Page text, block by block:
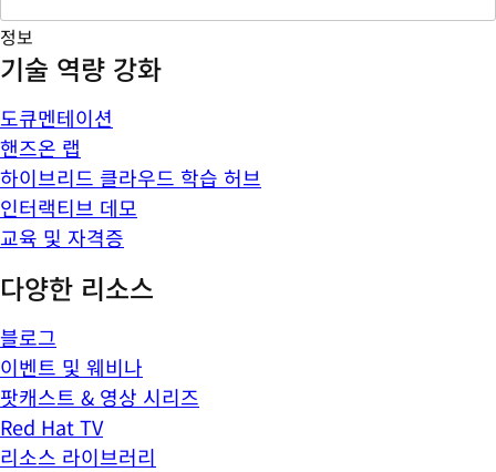
정보
기술 역량 강화
도큐멘테이션
핸즈온 랩
하이브리드 클라우드 학습 허브
인터랙티브 데모
교육 및 자격증
다양한 리소스
블로그
이벤트 및 웨비나
팟캐스트 & 영상 시리즈
Red Hat TV
리소스 라이브러리